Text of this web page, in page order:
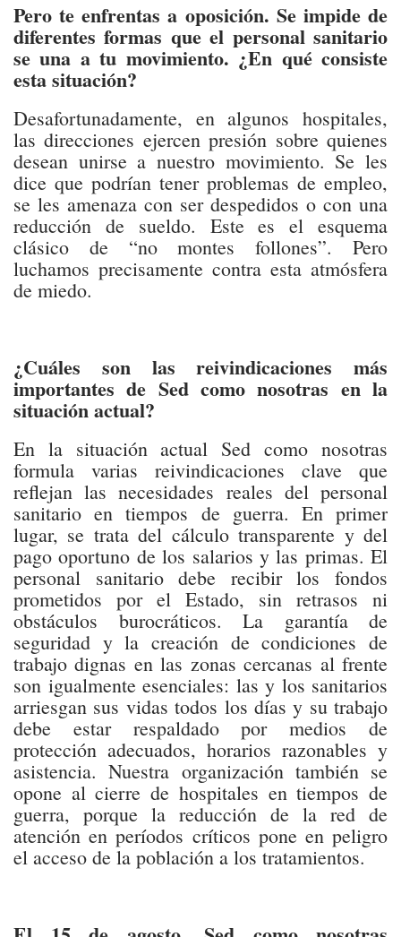
Pero te enfrentas a oposición. Se impide de
diferentes formas que el personal sanitario
se una a tu movimiento. ¿En qué consiste
esta situación?
Desafortunadamente, en algunos hospitales,
las direcciones ejercen presión sobre quienes
desean unirse a nuestro movimiento. Se les
dice que podrían tener problemas de empleo,
se les amenaza con ser despedidos o con una
reducción de sueldo. Este es el esquema
clásico de “no montes follones”. Pero
luchamos precisamente contra esta atmósfera
de miedo.
¿Cuáles son las reivindicaciones más
importantes de Sed como nosotras en la
situación actual?
En la situación actual Sed como nosotras
formula varias reivindicaciones clave que
reflejan las necesidades reales del personal
sanitario en tiempos de guerra. En primer
lugar, se trata del cálculo transparente y del
pago oportuno de los salarios y las primas. El
personal sanitario debe recibir los fondos
prometidos por el Estado, sin retrasos ni
obstáculos burocráticos. La garantía de
seguridad y la creación de condiciones de
trabajo dignas en las zonas cercanas al frente
son igualmente esenciales: las y los sanitarios
arriesgan sus vidas todos los días y su trabajo
debe estar respaldado por medios de
protección adecuados, horarios razonables y
asistencia. Nuestra organización también se
opone al cierre de hospitales en tiempos de
guerra, porque la reducción de la red de
atención en períodos críticos pone en peligro
el acceso de la población a los tratamientos.